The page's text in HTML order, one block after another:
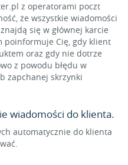
z operatorami poczt
że wszystkie wiadomości
się w głównej karcie
poinformuje Cię, gdy klient
oraz gdy nie dotrze
z powodu błędu w
zapchanej skrzynki
wiadomości do klienta.
automatycznie do klienta